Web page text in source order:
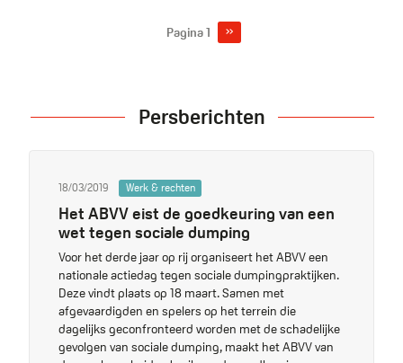
Pagina 1 Volgende
››
Persberichten
18/03/2019 Werk & rechten
Het ABVV eist de goedkeuring van een
wet tegen sociale dumping
Voor het derde jaar op rij organiseert het ABVV een
nationale actiedag tegen sociale dumpingpraktijken.
Deze vindt plaats op 18 maart. Samen met
afgevaardigden en spelers op het terrein die
dagelijks geconfronteerd worden met de schadelijke
gevolgen van sociale dumping, maakt het ABVV van